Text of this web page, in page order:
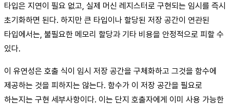
타입은 지연이 필요 없고, 실제 머신 레지스터로 구현되는 임시를 즉시
초기화하면 된다. 하지만 큰 타입이나 할당된 저장 공간이 연관된
타입에서는, 불필요한 메모리 할당과 기타 비용을 안정적으로 피할 수
있다.
이 유연성은 호출 식이 임시 저장 공간을 구체화하고 그것을 함수에
제공하는 것을 피하지는 않는다. 함수가 이 저장 공간을 필요로
하는지는 구현 세부사항이다. 이는 단지 호출자에게 이미 사용 가능한